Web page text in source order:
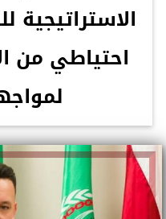
الاستراتيجية
احتياطي من